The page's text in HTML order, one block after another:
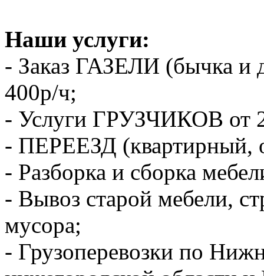
Наши услуги:
- Заказ ГАЗЕЛИ (бычка и
400р/ч;
- Услуги ГРУЗЧИКОВ от
- ПЕРЕЕЗД (квартирный,
- Разборка и сборка
- Вывоз старой мебели,
мусора;
- Грузоперевозки по